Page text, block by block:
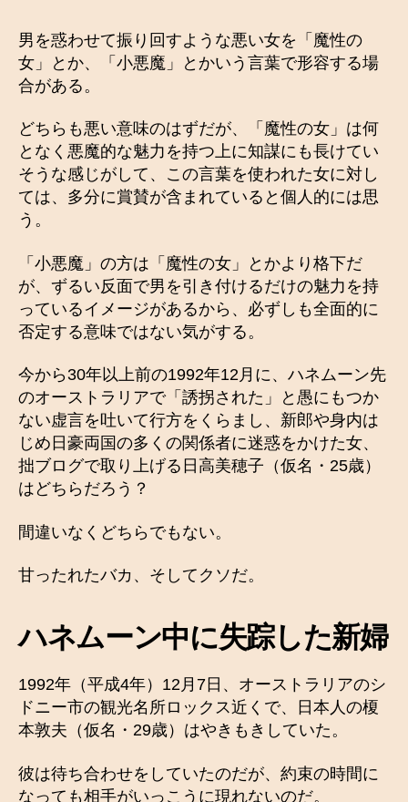
男を惑わせて振り回すような悪い女を「魔性の
女」とか、「小悪魔」とかいう言葉で形容する場
合がある。
どちらも悪い意味のはずだが、「魔性の女」は何
となく悪魔的な魅力を持つ上に知謀にも長けてい
そうな感じがして、この言葉を使われた女に対し
ては、多分に賞賛が含まれていると個人的には思
う。
「小悪魔」の方は「魔性の女」とかより格下だ
が、ずるい反面で男を引き付けるだけの魅力を持
っているイメージがあるから、必ずしも全面的に
否定する意味ではない気がする。
今から30年以上前の1992年12月に、ハネムーン先
のオーストラリアで「誘拐された」と愚にもつか
ない虚言を吐いて行方をくらまし、新郎や身内は
じめ日豪両国の多くの関係者に迷惑をかけた女、
拙ブログで取り上げる日高美穂子（仮名・25歳）
はどちらだろう？
間違いなくどちらでもない。
甘ったれたバカ、そしてクソだ。
ハネムーン中に失踪した新婦
1992年（平成4年）12月7日、オーストラリアのシ
ドニー市の観光名所ロックス近くで、日本人の榎
本敦夫（仮名・29歳）はやきもきしていた。
彼は待ち合わせをしていたのだが、約束の時間に
なっても相手がいっこうに現れないのだ。